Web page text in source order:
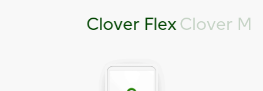
Clover FlexClover